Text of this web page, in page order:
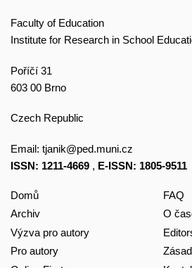
Faculty of Education
Institute for Research in School
Poříčí 31
603 00 Brno
Czech Republic
Email: tjanik@ped.muni.cz
ISSN: 1211-4669 , E-ISSN: 1805-9511
Domů
Archiv
Výzva pro autory
Pro autory
FAQ
O